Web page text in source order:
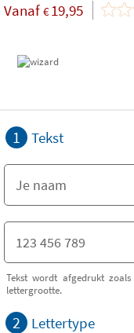
Vanaf €19,95
1 Tekst
Tekst wordt afgedrukt
lettergrootte.
2 Lettertype